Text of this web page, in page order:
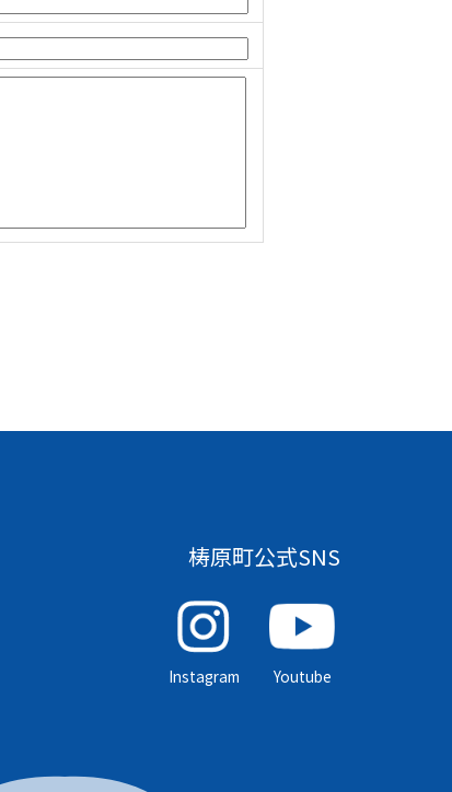
梼原町公式SNS
Instagram Youtube